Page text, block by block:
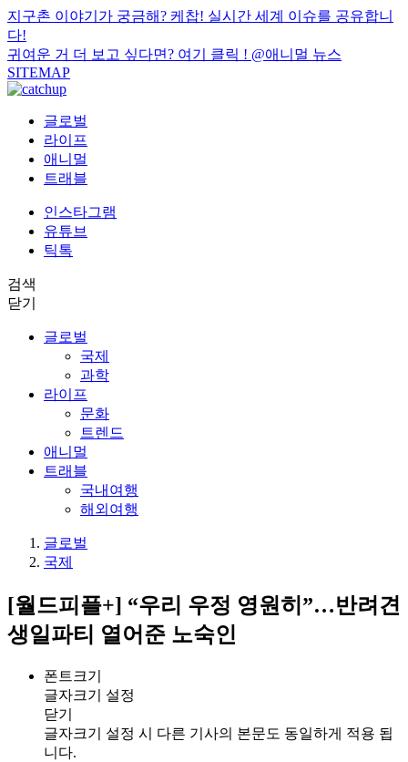
지구촌 이야기가 궁금해? 케찹! 실시간 세계 이슈를 공유합니
다!
귀여운 거 더 보고 싶다면? 여기 클릭 ! @애니멀 뉴스
SITEMAP
글로벌
라이프
애니멀
트래블
인스타그램
유튜브
틱톡
검색
닫기
글로벌
국제
과학
라이프
문화
트렌드
애니멀
트래블
국내여행
해외여행
글로벌
국제
[월드피플+] “우리 우정 영원히”…반려견
생일파티 열어준 노숙인
폰트크기
글자크기 설정
닫기
글자크기 설정 시 다른 기사의 본문도 동일하게 적용 됩
니다.